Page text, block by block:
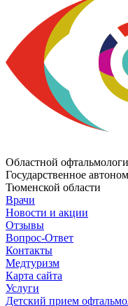
Областной
Государственное
Тюменской области
Врачи
Новости и акции
Отзывы
Вопрос-Ответ
Контакты
Медтуризм
Карта сайта
Услуги
Детский прием